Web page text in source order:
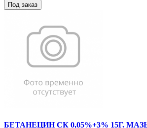
Под заказ
БЕТАНЕЦИН СК 0,05%+3% 15Г.